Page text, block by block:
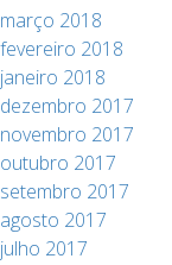
março 2018
fevereiro 2018
janeiro 2018
dezembro 2017
novembro 2017
outubro 2017
setembro 2017
agosto 2017
julho 2017